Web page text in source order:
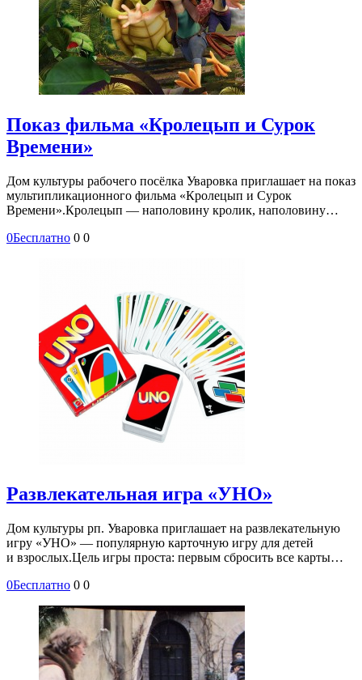
Показ фильма «Кролецып и Сурок
Времени»
Дом культуры рабочего посёлка Уваровка приглашает на показ
мультипликационного фильма «Кролецып и Сурок
Времени».Кролецып — наполовину кролик, наполовину…
0Бесплатно 0 0
Развлекательная игра «УНО»
Дом культуры рп. Уваровка приглашает на развлекательную
игру «УНО» — популярную карточную игру для детей
и взрослых.Цель игры проста: первым сбросить все карты…
0Бесплатно 0 0